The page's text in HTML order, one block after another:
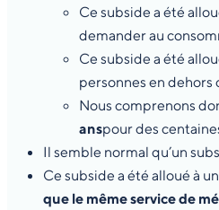
Ce subside a été
demander au
Ce subside a été
personnes en dehors
Nous comprenons
anspour des
Il semble normal qu’un
Ce subside a été alloué à
que le même service de